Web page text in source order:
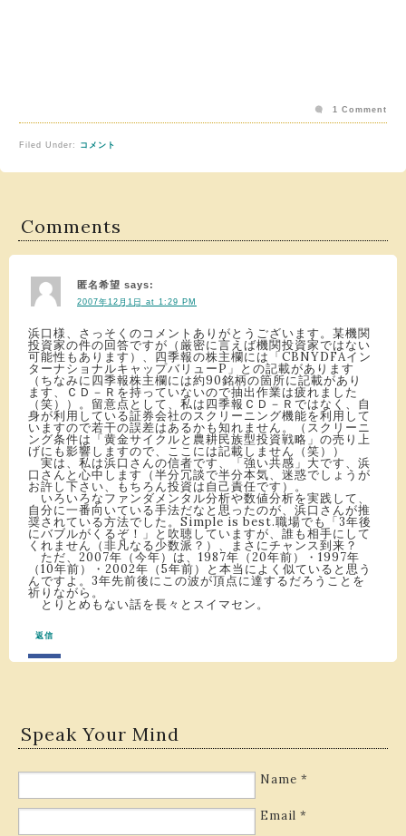
Filed Under: コメント
1 Comment
Comments
匿名希望 says:
2007年12月1日 at 1:29 PM
浜口様、さっそくのコメントありがとうございます。某機関
投資家の件の回答ですが（厳密に言えば機関投資家ではない
可能性もあります）、四季報の株主欄には「CBNYDFAイン
ターナショナルキャップバリューP」との記載があります
（ちなみに四季報株主欄には約90銘柄の箇所に記載があり
ます、ＣＤ－Ｒを持っていないので抽出作業は疲れました
（笑））。留意点として、私は四季報ＣＤ－Ｒではなく、自
身が利用している証券会社のスクリーニング機能を利用して
いますので若干の誤差はあるかも知れません。（スクリーニ
ング条件は「黄金サイクルと農耕民族型投資戦略」の売り上
げにも影響しますので、ここには記載しません（笑））
実は、私は浜口さんの信者です、「強い共感」大です、浜
口さんと心中します（半分冗談で半分本気、迷惑でしょうが
お許し下さい、もちろん投資は自己責任です）。
いろいろなファンダメンタル分析や数値分析を実践して、
自分に一番向いている手法だなと思ったのが、浜口さんが推
奨されている方法でした。Simple is best.職場でも「3年後
にバブルがくるぞ！」と吹聴していますが、誰も相手にして
くれません（非凡なる少数派？）、まさにチャンス到来？
ただ、2007年（今年）は、1987年（20年前）・1997年
（10年前）・2002年（5年前）と本当によく似ていると思う
んですよ。3年先前後にこの波が頂点に達するだろうことを
祈りながら。
とりとめもない話を長々とスイマセン。
返信
Speak Your Mind
Name *
Email *